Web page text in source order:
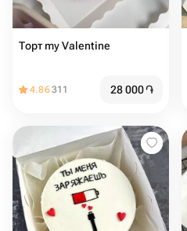
Торт my Valentine
4.86311 28 000֏